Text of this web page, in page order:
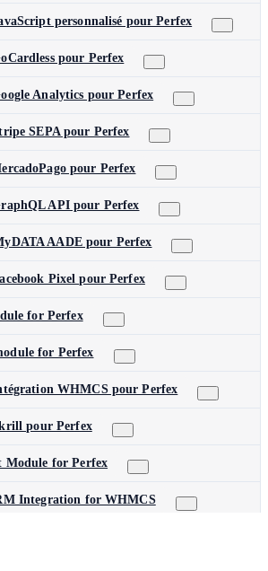
personnalisé pour Perfex
pour Perfex
Analytics pour Perfex
SEPA pour Perfex
pour Perfex
API pour Perfex
AADE pour Perfex
Pixel pour Perfex
for Perfex
for Perfex
WHMCS pour Perfex
pour Perfex
Module for Perfex
Integration for WHMCS